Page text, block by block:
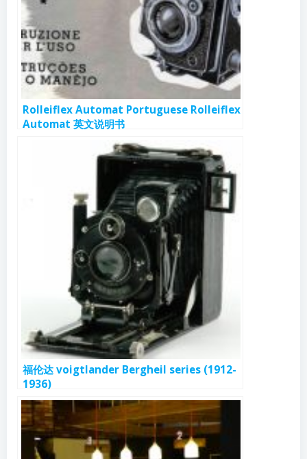
Rolleiflex Automat Portuguese Rolleiflex
Automat 英文说明书
福伦达 voigtlander Bergheil series (1912-
1936)